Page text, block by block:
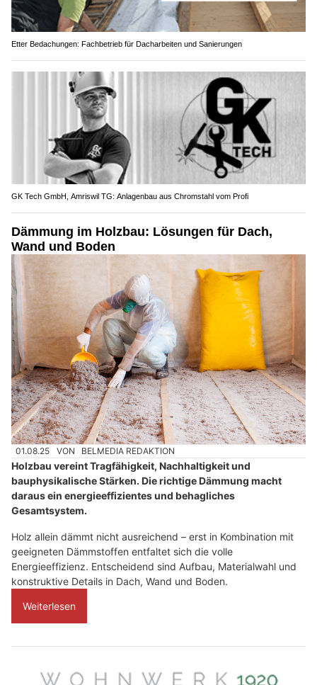
Etter Bedachungen: Fachbetrieb für Dacharbeiten und Sanierungen
GK Tech GmbH, Amriswil TG: Anlagenbau aus Chromstahl vom Profi
Dämmung im Holzbau: Lösungen für Dach,
Wand und Boden
01.08.25 VON BELMEDIA REDAKTION
Holzbau vereint Tragfähigkeit, Nachhaltigkeit und
bauphysikalische Stärken. Die richtige Dämmung macht
daraus ein energieeffizientes und behagliches
Gesamtsystem.
Holz allein dämmt nicht ausreichend – erst in Kombination mit
geeigneten Dämmstoffen entfaltet sich die volle
Energieeffizienz. Entscheidend sind Aufbau, Materialwahl und
konstruktive Details in Dach, Wand und Boden.
Weiterlesen